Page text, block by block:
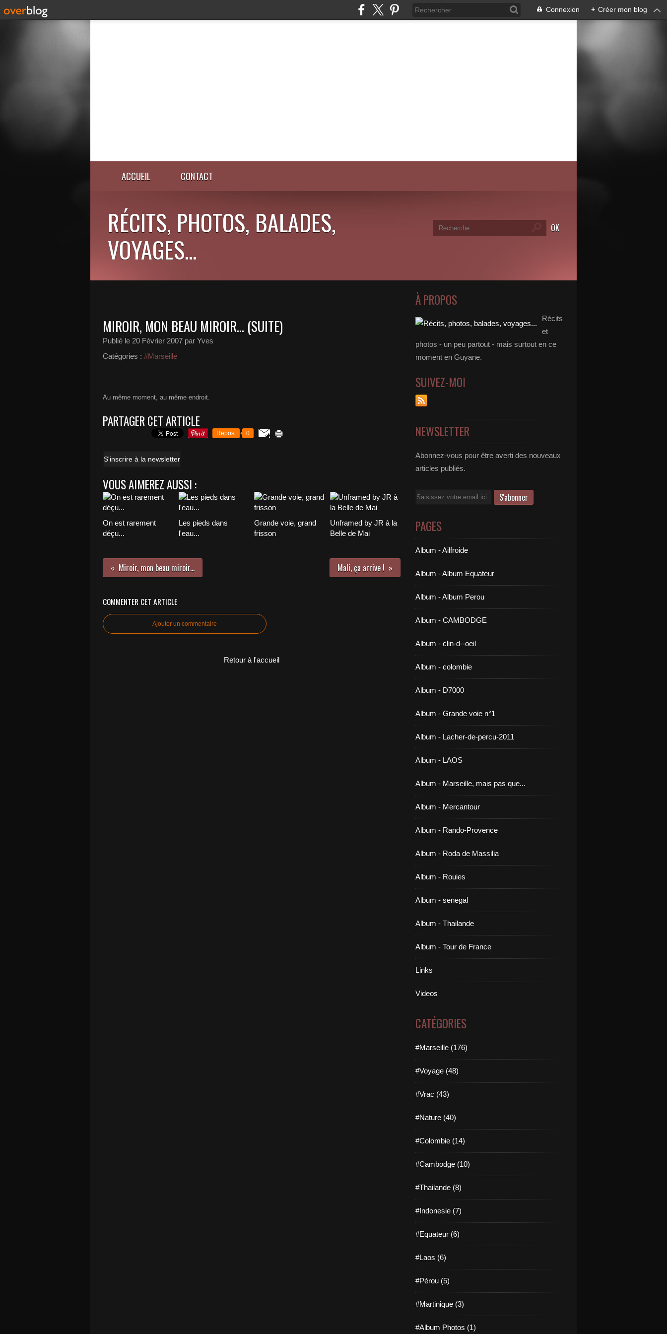
Connexion + Créer mon blog
ACCUEIL CONTACT
RÉCITS, PHOTOS, BALADES,
VOYAGES...
MIROIR, MON BEAU MIROIR... (SUITE)
Publié le 20 Février 2007 par Yves
Catégories : #Marseille
Au même moment, au même endroit.
PARTAGER CET ARTICLE
Repost 0
S'inscrire à la newsletter
VOUS AIMEREZ AUSSI :
On est rarement
déçu...
Les pieds dans
l'eau...
Grande voie, grand
frisson
Unframed by JR à la
Belle de Mai
Miroir, mon beau miroir... Mali, ça arrive !
COMMENTER CET ARTICLE
Ajouter un commentaire
Retour à l'accueil
À PROPOS
Récits
et
photos - un peu partout - mais surtout en ce
moment en Guyane.
SUIVEZ-MOI
NEWSLETTER
Abonnez-vous pour être averti des nouveaux
articles publiés.
Email
PAGES
Album - Ailfroide
Album - Album Equateur
Album - Album Perou
Album - CAMBODGE
Album - clin-d--oeil
Album - colombie
Album - D7000
Album - Grande voie n°1
Album - Lacher-de-percu-2011
Album - LAOS
Album - Marseille, mais pas que...
Album - Mercantour
Album - Rando-Provence
Album - Roda de Massilia
Album - Rouies
Album - senegal
Album - Thailande
Album - Tour de France
Links
Videos
CATÉGORIES
#Marseille (176)
#Voyage (48)
#Vrac (43)
#Nature (40)
#Colombie (14)
#Cambodge (10)
#Thailande (8)
#Indonesie (7)
#Equateur (6)
#Laos (6)
#Pérou (5)
#Martinique (3)
#Album Photos (1)